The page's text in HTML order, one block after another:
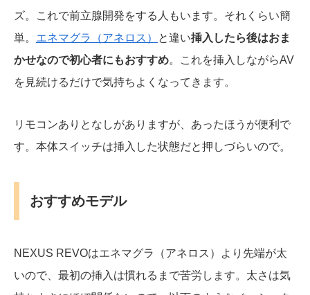
ズ。これで前立腺開発をする人もいます。それくらい簡
単。 エネマグラ（アネロス） と違い挿入したら後はおま
かせなので初心者にもおすすめ。これを挿入しながらAV
を見続けるだけで気持ちよくなってきます。
リモコンありとなしがありますが、あったほうが便利で
す。本体スイッチは挿入した状態だと押しづらいので。
おすすめモデル
NEXUS REVOはエネマグラ（アネロス）より先端が太
いので、最初の挿入は慣れるまで苦労します。太さは気